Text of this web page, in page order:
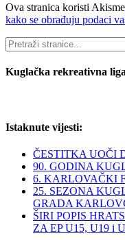
Ova stranica koristi
kako se obrađuju podaci
Pretraži
Kuglačka rekreativna
Istaknute vijesti:
ČESTITKA UOČI
90. GODINA
6. KARLOVAČKI
25. SEZONA
GRADA
ŠIRI POPIS
ZA EP U15, U19 i